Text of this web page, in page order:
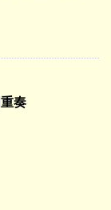
奏